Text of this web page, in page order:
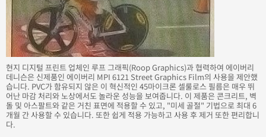
현지 디지털 프린트 업체인 루프 그래픽(Roop Graphics)과 협력하여 에이버리
데니슨은 신제품인 에이버리 MPI 6121 Street Graphics Film의 사용을 제안했
습니다. PVC가 함유되지 않은 이 혁신적인 45마이크론 셀룰로스 필름은 매우 뛰
어난 마감 처리와 노상에서도 놀라운 성능을 보여줍니다. 이 제품은 콘크리트, 벽
돌 및 아스팔트와 같은 거친 표면에 적용할 수 있고, "미세 골절" 기법으로 최대 6
개월 간 사용할 수 있습니다. 또한 쉽게 적용 가능하고 사용 후 제거 또한 편리합니
다.